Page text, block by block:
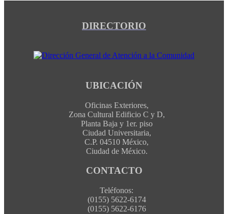
DIRECTORIO
UBICACIÓN
Oficinas Exteriores,
Zona Cultural Edificio C y D,
Planta Baja y 1er. piso
Ciudad Universitaria,
C.P. 04510 México,
Ciudad de México.
CONTACTO
Teléfonos:
(0155) 5622-6174
(0155) 5622-6176